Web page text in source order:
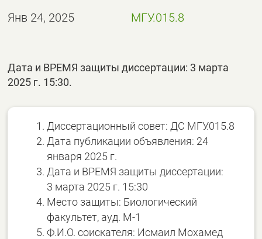
Янв 24, 2025 МГУ.015.8
Дата и ВРЕМЯ защиты диссертации: 3 марта
2025 г. 15:30.
Диссертационный совет: ДС МГУ.015.8
Дата публикации объявления: 24
января 2025 г.
Дата и ВРЕМЯ защиты диссертации:
3 марта 2025 г. 15:30
Место защиты: Биологический
факультет, ауд. М-1
Ф.И.О. соискателя: Исмаил Мохамед